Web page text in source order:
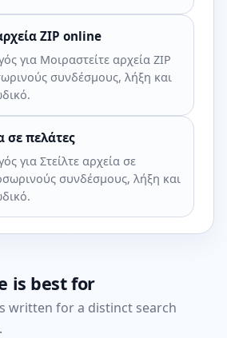
ZIP online
για Μοιραστείτε αρχεία ZIP
συνδέσμους, λήξη και
σε πελάτες
για Στείλτε αρχεία σε
συνδέσμους, λήξη και
is best for
written for a distinct search